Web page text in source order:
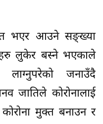
भएर आउने सङ्ख्या
लुकेर बस्ने भएकाले
लाग्नुपरेको जनाउँदै
जातिले कोरोनालाई
मुक्त बनाउन र